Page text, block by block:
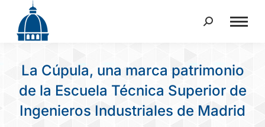
Buscar:
La Cúpula, una marca patrimonio
de la Escuela Técnica Superior de
Ingenieros Industriales de Madrid